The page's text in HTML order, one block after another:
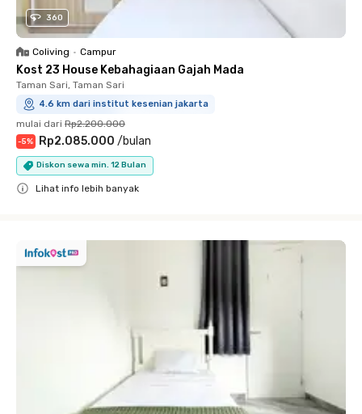
360
Coliving • Campur
Kost 23 House Kebahagiaan Gajah Mada
Taman Sari, Taman Sari
4.6 km dari institut kesenian jakarta
mulai dari Rp2.200.000
-5% Rp2.085.000 /bulan
Diskon sewa min. 12 Bulan
Lihat info lebih banyak